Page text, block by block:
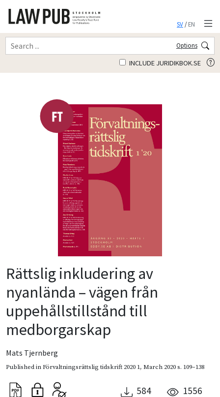
SV/EN
Options
INCLUDE JURIDIKBOK.SE
Rättslig inkludering av
nyanlända – vägen från
uppehållstillstånd till
medborgarskap
Mats Tjernberg
Published inFörvaltningsrättslig tidskrift 2020 1, March 2020s. 109–138
584 1556